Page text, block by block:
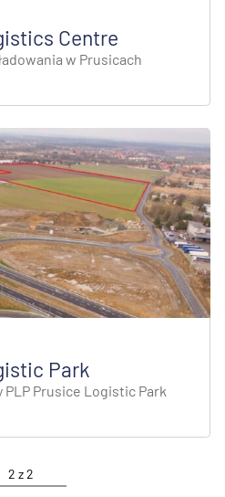
Centre
w Prusicach
Park
Prusice Logistic Park
2 z2